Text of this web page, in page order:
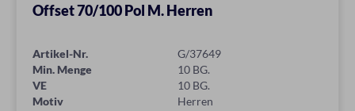
Offset 70/100 Pol M. Herren
Artikel-Nr.
G/37649
Min. Menge
10 BG.
VE
10 BG.
Motiv
Herren